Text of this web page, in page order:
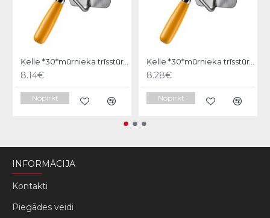
Ķelle *30*mūrnieka trīsstūra 18cm, Hardy
8.14€
Nopirkt
Ķelle *30*mūrnieka trīsstūra 20cm, Hardy
8.28€
Nopirkt
INFORMĀCIJA
Kontakti
Piegādes veidi